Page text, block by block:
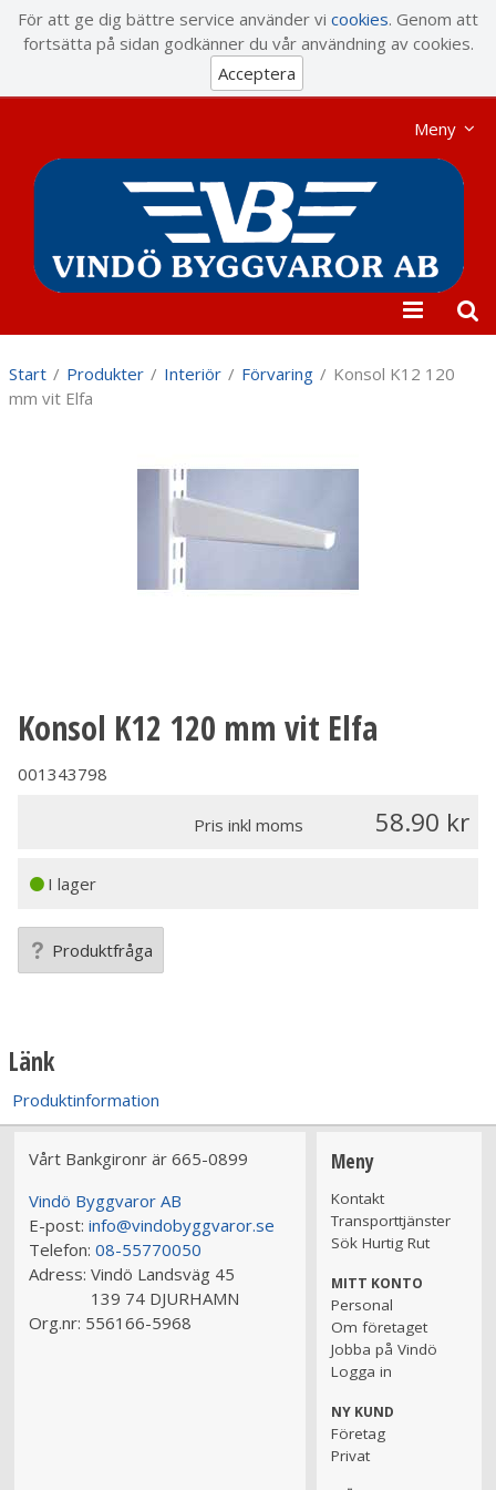
För att ge dig bättre service använder vi cookies. Genom att
fortsätta på sidan godkänner du vår användning av cookies.
Acceptera
Meny
Start / Produkter / Interiör / Förvaring / Konsol K12 120
mm vit Elfa
Konsol K12 120 mm vit Elfa
001343798
Pris inkl moms 58.90
I lager
Produktfråga
Länk
Produktinformation
Vårt Bankgironr är 665-0899
Vindö Byggvaror AB
E-post: info@vindobyggvaror.se
Telefon: 08-55770050
Adress: Vindö Landsväg 45
139 74 DJURHAMN
Org.nr: 556166-5968
Meny
Kontakt
Transporttjänster
Sök Hurtig Rut
MITT KONTO
Personal
Om företaget
Jobba på Vindö
Logga in
NY KUND
Företag
Privat
Visa varukorgen Till kassan